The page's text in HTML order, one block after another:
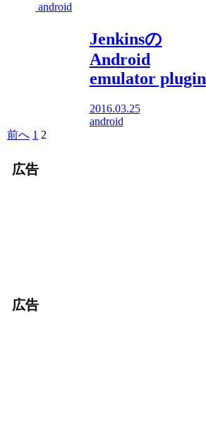
android
Jenkinsの
Android
emulator plugin
2016.03.25
android
前へ 1 2
広告
広告